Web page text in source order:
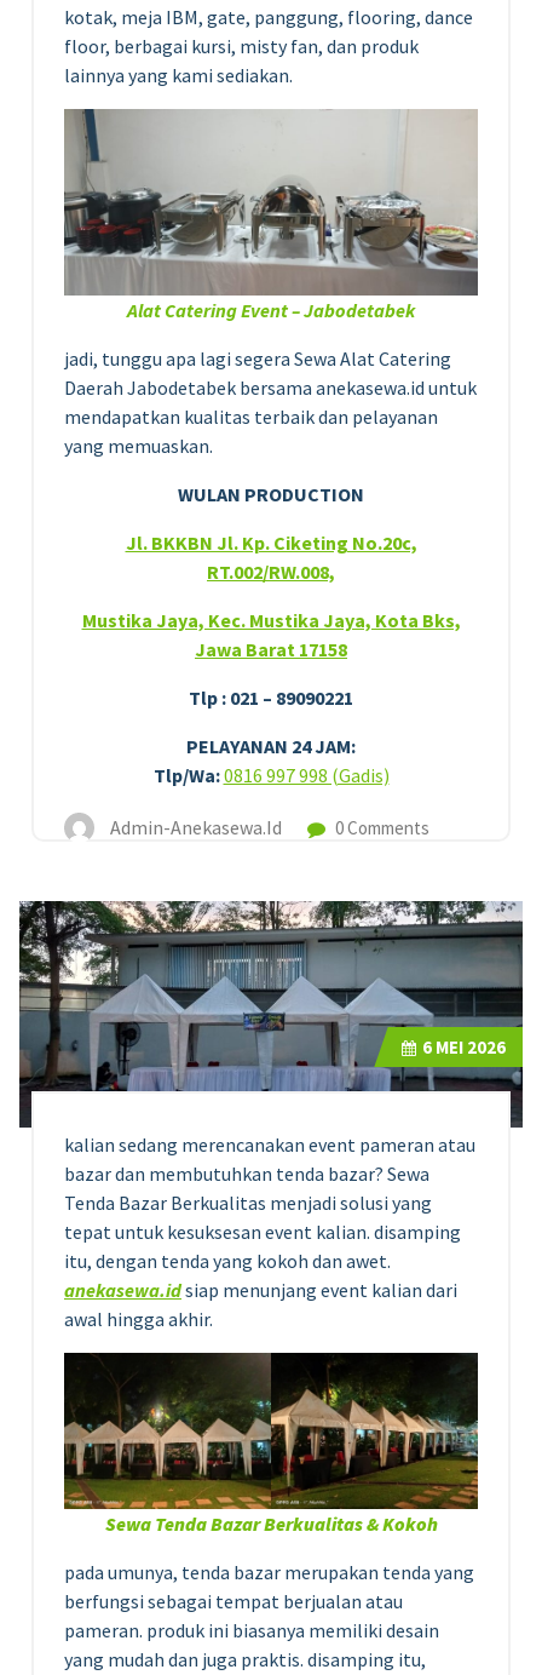
kotak, meja IBM, gate, panggung, flooring, dance
floor, berbagai kursi, misty fan, dan produk
lainnya yang kami sediakan.
Alat Catering Event – Jabodetabek
jadi, tunggu apa lagi segera Sewa Alat Catering
Daerah Jabodetabek bersama anekasewa.id untuk
mendapatkan kualitas terbaik dan pelayanan
yang memuaskan.
WULAN PRODUCTION
Jl. BKKBN Jl. Kp. Ciketing No.20c,
RT.002/RW.008,
Mustika Jaya, Kec. Mustika Jaya, Kota Bks,
Jawa Barat 17158
Tlp : 021 – 89090221
PELAYANAN 24 JAM:
Tlp/Wa:0816 997 998 (Gadis)
Admin-Anekasewa.id 0 Comments
kalian sedang merencanakan event pameran atau
bazar dan membutuhkan tenda bazar? Sewa
Tenda Bazar Berkualitas menjadi solusi yang
tepat untuk kesuksesan event kalian. disamping
itu, dengan tenda yang kokoh dan awet.
anekasewa.idsiap menunjang event kalian dari
awal hingga akhir.
Sewa Tenda Bazar Berkualitas & Kokoh
pada umunya, tenda bazar merupakan tenda yang
berfungsi sebagai tempat berjualan atau
pameran. produk ini biasanya memiliki desain
yang mudah dan juga praktis. disamping itu,
6 MEI 2026